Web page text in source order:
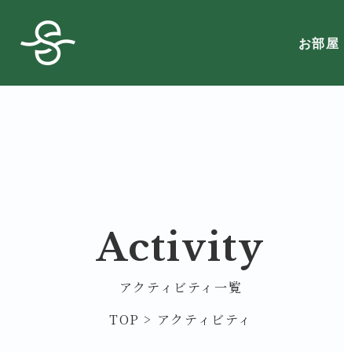
お部屋
Activity
アクティビティ一覧
TOP > アクティビティ